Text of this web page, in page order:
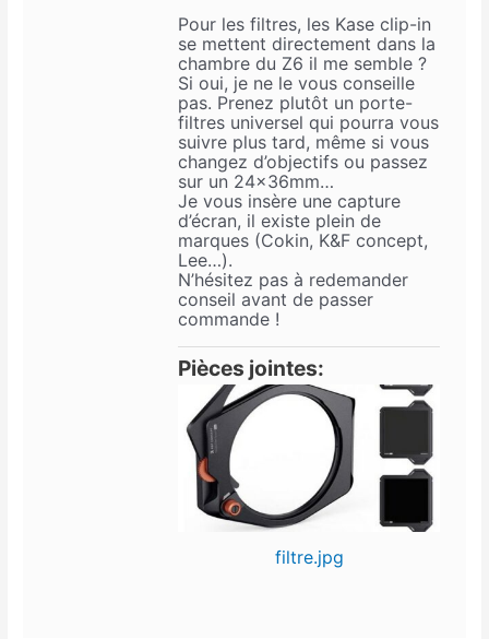
Pour les filtres, les Kase clip-in
se mettent directement dans la
chambre du Z6 il me semble ?
Si oui, je ne le vous conseille
pas. Prenez plutôt un porte-
filtres universel qui pourra vous
suivre plus tard, même si vous
changez d’objectifs ou passez
sur un 24x36mm…
Je vous insère une capture
d’écran, il existe plein de
marques (Cokin, K&F concept,
Lee…).
N’hésitez pas à redemander
conseil avant de passer
commande !
Pièces jointes:
filtre.jpg